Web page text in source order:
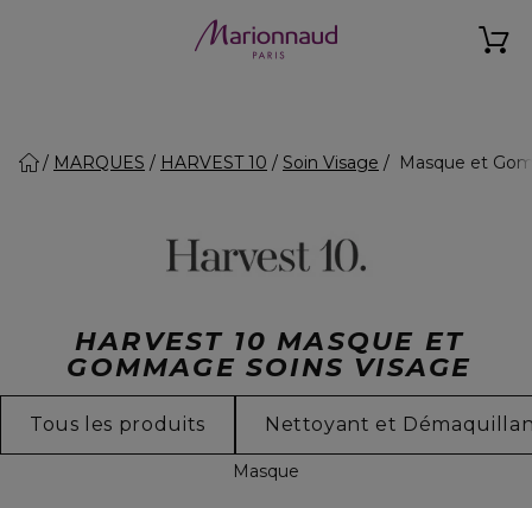
MARQUES HARVEST 10 Soin Visage Masque et
HARVEST 10 MASQUE ET
GOMMAGE SOINS VISAGE
Tous les produits Nettoyant et
Masque